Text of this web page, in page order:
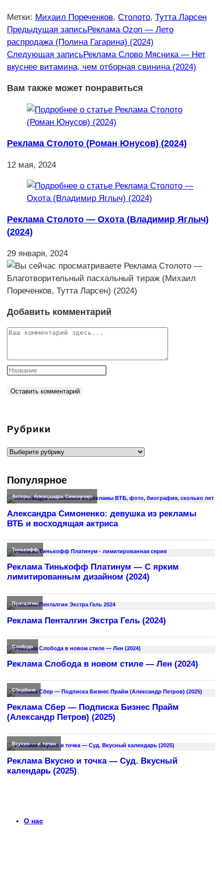
Метки: Михаил Пореченков, Столото, Тутта Ларсен
Еще
статьи
Предыдущая записьРеклама Ozon — Лето
распродажа (Полина Гагарина) (2024)
Следующая записьРеклама Слово Мясника — Нет
вкуснее витамина, чем отборная свинина (2024)
Вам также может понравиться
Реклама Столото (Роман Юнусов) (2024)
12 мая, 2024
Реклама Столото — Охота (Владимир Яглыч)
(2024)
29 января, 2024
Добавить комментарий
Комментарий
Рубрики
Рубрики
Популярное
Актеры,Александра Симоненко
Александра Симоненко: девушка из рекламы
ВТБ и восходящая актриса
Тинькофф
Реклама Тинькофф Платинум — С ярким
лимитированным дизайном (2024)
Пенталгин
Реклама Пенталгин Экстра Гель (2024)
Слобода
Реклама Слобода в новом стиле — Лен (2024)
Сбербанк
Реклама Сбер — Подписка Бизнес Прайм
(Александр Петров) (2025)
Вкусно — и точка
Реклама Вкусно и точка — Суд. Вкусный
календарь (2025)
О нас